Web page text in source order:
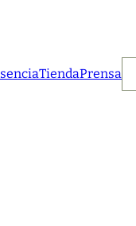
TiendaPrensa